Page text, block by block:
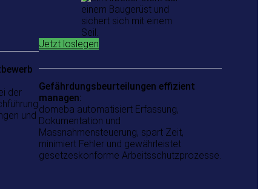
der
und
Jetzt loslegen
Gefährdungsbeurteilungen effizient
managen:
domeba automatisiert Erfassung,
Dokumentation und
Massnahmensteuerung, spart Zeit,
minimiert Fehler und gewährleistet
gesetzeskonforme Arbeitsschutzprozesse.